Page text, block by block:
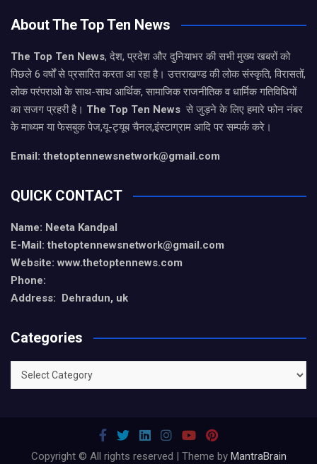
About The Top Ten News
The Top Ten News, देश, प्रदेश और दुनियाभर की सभी मुख्य खबरों को
पिछले 6 वर्षों से प्रसारित करता आ रहा है। उत्तराखण्ड की लोक संस्कृति, विरासतों,
लोक परंपराओ के साथ-साथ आर्थिक, सामाजिक राजनीतिक व धार्मिक गतिविधियों
का सजग प्रहरी है। The Top Ten News से जुड़ने के लिए हमारे फोन नंबर
के माध्यम या फेसबुक पेज,यू-ट्यूब चैनल,इंस्टाग्राम आदि पर सम्पर्क करे।
Email: thetoptennewsnetwork@gmail.com
QUICK CONTACT
Name: Neeta Kandpal
E-Mail: thetoptennewsnetwork@gmail.com
Website: www.thetoptennews.com
Phone:
Address: Dehradun, uk
Categories
Categories
Copyright © All rights reserved | Theme by MantraBrain